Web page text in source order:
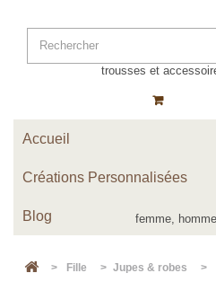
Accueil
Créations Personnalisées
Blog
> Fille > Jupes & robes >